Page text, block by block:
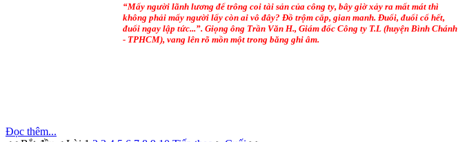
“Mấy người lãnh lương để trông coi tài sản của công ty, bây giờ xảy ra mất mát thì
không phải mấy người lấy còn ai vô đây? Đồ trộm cắp, gian manh. Đuổi, đuổi cổ hết,
đuổi ngay lập tức...”. Giọng ông Trần Văn H., Giám đốc Công ty T.L (huyện Bình Chánh
- TPHCM), vang lên rõ mồn một trong băng ghi âm.
Đọc thêm...